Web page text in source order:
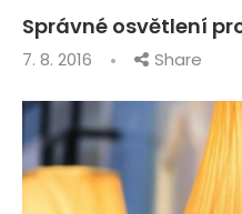
Správné osvětlení
7. 8. 2016 Share